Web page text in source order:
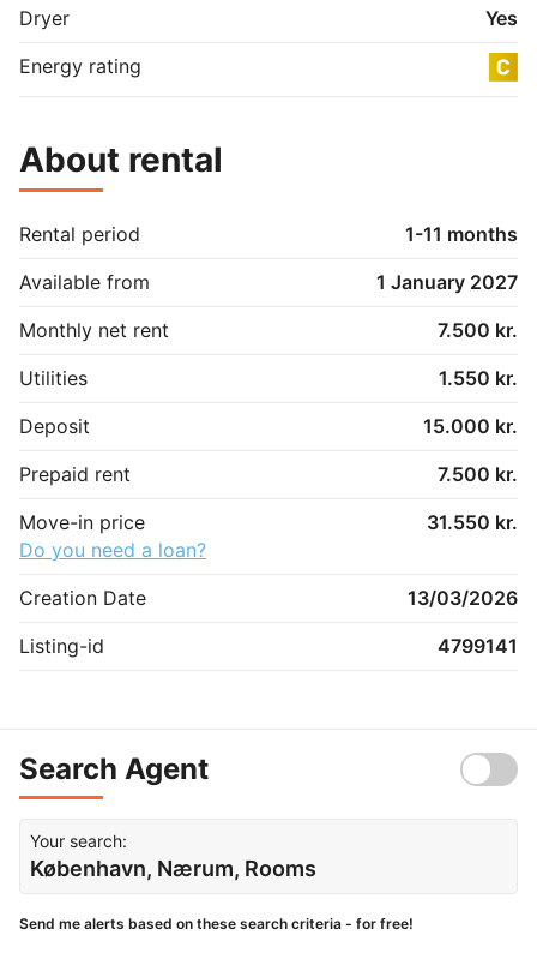
Dryer
Yes
Energy rating
About rental
Rental period
1-11 months
Available from
1 January 2027
Monthly net rent
7.500 kr.
Utilities
1.550 kr.
Deposit
15.000 kr.
Prepaid rent
7.500 kr.
Move-in price
31.550 kr.
Do you need a loan?
Creation Date
13/03/2026
Listing-id
4799141
Search Agent
Your search:
København, Nærum, Rooms
Send me alerts based on these search criteria - for free!